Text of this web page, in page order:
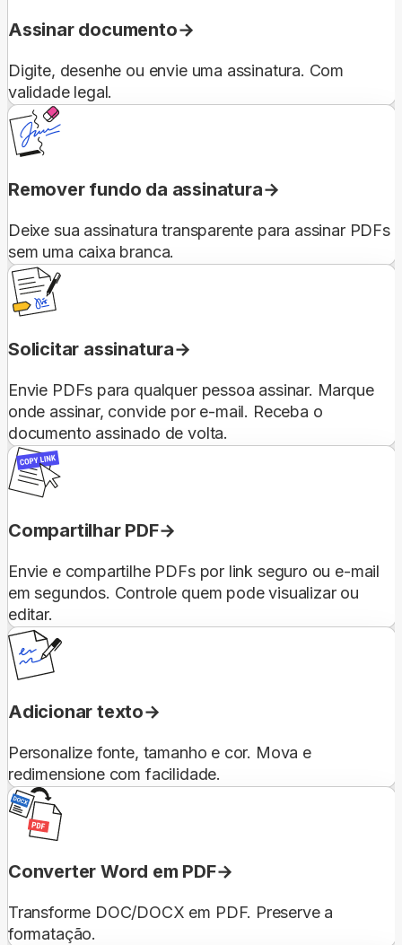
Assinar documento
Digite, desenhe ou envie uma assinatura. Com
validade legal.
Remover fundo da assinatura
Deixe sua assinatura transparente para assinar PDFs
sem uma caixa branca.
Solicitar assinatura
Envie PDFs para qualquer pessoa assinar. Marque
onde assinar, convide por e-mail. Receba o
documento assinado de volta.
Compartilhar PDF
Envie e compartilhe PDFs por link seguro ou e-mail
em segundos. Controle quem pode visualizar ou
editar.
Adicionar texto
Personalize fonte, tamanho e cor. Mova e
redimensione com facilidade.
Converter Word em PDF
Transforme DOC/DOCX em PDF. Preserve a
formatação.